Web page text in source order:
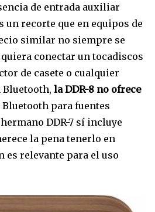
de entrada auxiliar
un recorte que en equipos de
similar no siempre se
conectar un tocadiscos
de casete o cualquier
la DDR-8 no ofrece
Bluetooth para fuentes
DDR-7 sí incluye
la pena tenerlo en
es relevante para el uso